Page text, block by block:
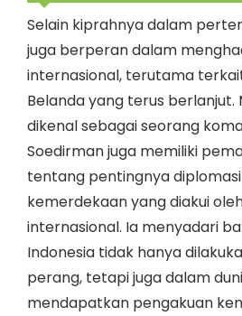
Selain kiprahnya dalam
juga berperan dalam
internasional, terutama
Belanda yang terus berlanjut.
dikenal sebagai seorang
Soedirman juga memiliki
tentang pentingnya
kemerdekaan yang diakui
internasional. Ia menyadari
Indonesia tidak hanya
perang, tetapi juga dalam
mendapatkan pengakuan